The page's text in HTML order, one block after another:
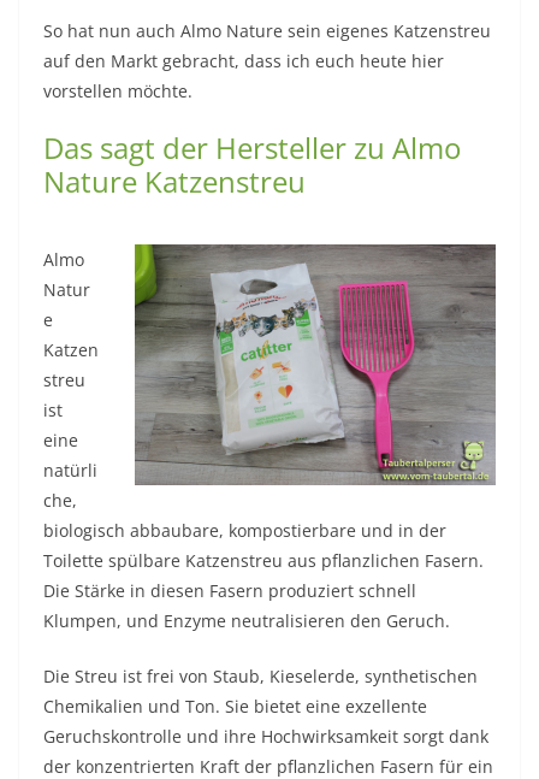
So hat nun auch Almo Nature sein eigenes Katzenstreu
auf den Markt gebracht, dass ich euch heute hier
vorstellen möchte.
Das sagt der Hersteller zu Almo
Nature Katzenstreu
Almo
Natur
e
Katzen
streu
ist
eine
natürli
che,
biologisch abbaubare, kompostierbare und in der
Toilette spülbare Katzenstreu aus pflanzlichen Fasern.
Die Stärke in diesen Fasern produziert schnell
Klumpen, und Enzyme neutralisieren den Geruch.
Die Streu ist frei von Staub, Kieselerde, synthetischen
Chemikalien und Ton. Sie bietet eine exzellente
Geruchskontrolle und ihre Hochwirksamkeit sorgt dank
der konzentrierten Kraft der pflanzlichen Fasern für ein